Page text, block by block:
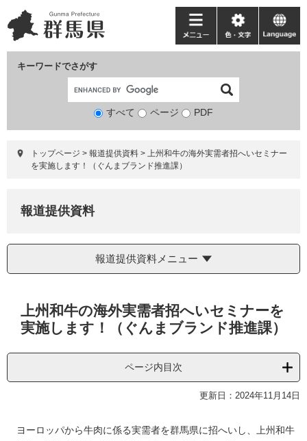
ー
ジ
ニ
ュ
て
キーワードでさがす
検
象
すべて ページ PDF
メ
ニ
ー
色・
文
language
トップページ > 報道提供資料 > 上州和牛の海外実需者招へいセミナー
を実施します！（ぐんまブランド推進課）
報道提供資料
報道提供資料メニュー
上州和牛の海外実需者招へいセミナーを
実施します！（ぐんまブランド推進課）
ページ内目次
更新日：2024年11月14日
ヨーロッパから牛肉に係る実需者を群馬県に招へいし、上州和牛